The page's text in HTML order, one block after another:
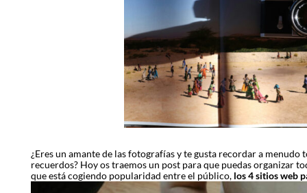
¿Eres un amante de las fotografías y te gusta recordar a
recuerdos? Hoy os traemos un post para que puedas organizar
que está cogiendo popularidad entre el público, los 4 sitios web